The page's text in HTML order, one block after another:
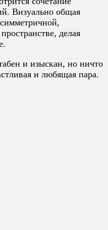
Визуально общая
делая
и изыскан, но ничто
и любящая пара.